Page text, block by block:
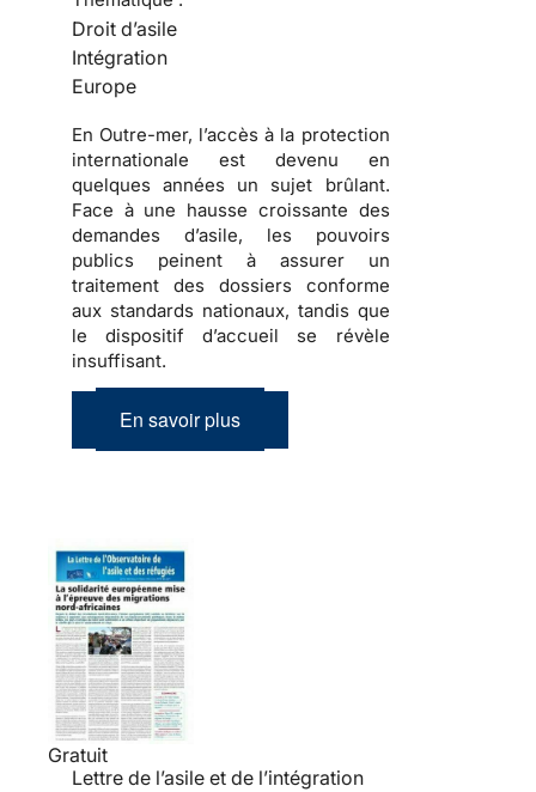
Droit d’asile
Intégration
Europe
En Outre-mer, l’accès à la protection
internationale est devenu en
quelques années un sujet brûlant.
Face à une hausse croissante des
demandes d’asile, les pouvoirs
publics peinent à assurer un
traitement des dossiers conforme
aux standards nationaux, tandis que
le dispositif d’accueil se révèle
insuffisant.
En savoir plus
Gratuit
Lettre de l’asile et de l’intégration